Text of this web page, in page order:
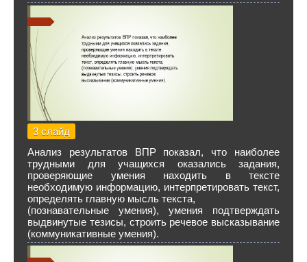
3 слайд
Анализ результатов ВПР показал, что наиболее
трудными для учащихся оказались задания,
проверяющие умения находить в тексте
необходимую информацию, интерпретировать текст,
определять главную мысль текста,
(познавательные умения), умения подтверждать
выдвинутые тезисы, строить речевое высказывание
(коммуникативные умения).